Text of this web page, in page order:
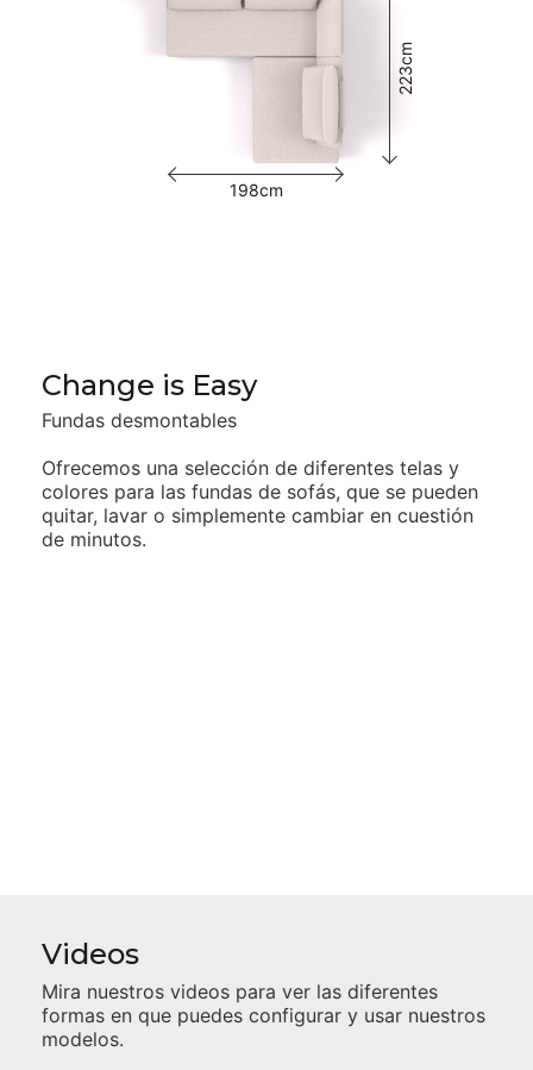
198cm
223cm
Change is Easy
Fundas desmontables
Ofrecemos una selección de diferentes telas y
colores para las fundas de sofás, que se pueden
quitar, lavar o simplemente cambiar en cuestión
de minutos.
Videos
Mira nuestros videos para ver las diferentes
formas en que puedes configurar y usar nuestros
modelos.